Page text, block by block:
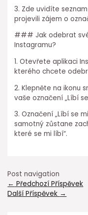
3. Zde uvidíte
projevili zájem o
### Jak odebrat své
Instagramu?
1. Otevřete aplikaci
kterého chcete
2. Klepněte na ikonu
vaše označení „Líbí
3. Označení „Líbí se
samotný zůstane
které se mi líbí“.
Post navigation
← Předchozí Příspěvek
Další Příspěvek →